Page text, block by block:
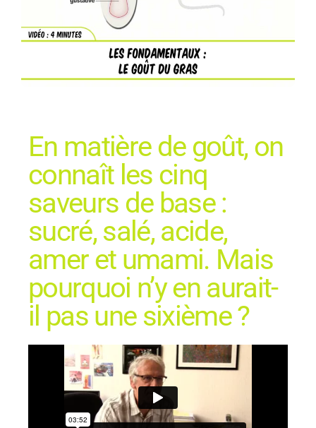
En matière de goût, on
connaît les cinq
saveurs de base :
sucré, salé, acide,
amer et umami. Mais
pourquoi n’y en aurait-
il pas une sixième ?